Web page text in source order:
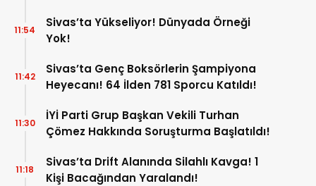
Sivas’ta Yükseliyor! Dünyada Örneği
Yok!
11:54
Sivas’ta Genç Boksörlerin Şampiyona
Heyecanı! 64 İlden 781 Sporcu Katıldı!
11:42
İYİ Parti Grup Başkan Vekili Turhan
Çömez Hakkında Soruşturma Başlatıldı!
11:30
Sivas’ta Drift Alanında Silahlı Kavga! 1
Kişi Bacağından Yaralandı!
11:18